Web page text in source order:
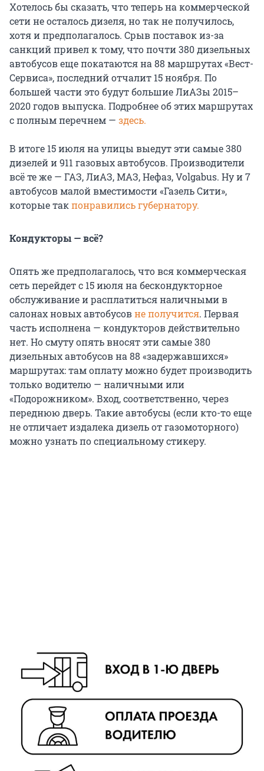
Хотелось бы сказать, что теперь на коммерческой
сети не осталось дизеля, но так не получилось,
хотя и предполагалось. Срыв поставок из-за
санкций привел к тому, что почти 380 дизельных
автобусов еще покатаются на 88 маршрутах «Вест-
Сервиса», последний отчалит 15 ноября. По
большей части это будут большие ЛиАЗы 2015–
2020 годов выпуска. Подробнее об этих маршрутах
с полным перечнем — здесь.
В итоге 15 июля на улицы выедут эти самые 380
дизелей и 911 газовых автобусов. Производители
всё те же — ГАЗ, ЛиАЗ, МАЗ, Нефаз, Volgabus. Ну и 7
автобусов малой вместимости «Газель Сити»,
которые такпонравились губернатору.
Кондукторы — всё?
Опять же предполагалось, что вся коммерческая
сеть перейдет с 15 июля на бескондукторное
обслуживание и расплатиться наличными в
салонах новых автобусовне получится. Первая
часть исполнена — кондукторов действительно
нет. Но смуту опять вносят эти самые 380
дизельных автобусов на 88 «задержавшихся»
маршрутах: там оплату можно будет производить
только водителю — наличными или
«Подорожником». Вход, соответственно, через
переднюю дверь. Такие автобусы (если кто-то еще
не отличает издалека дизель от газомоторного)
можно узнать по специальному стикеру.